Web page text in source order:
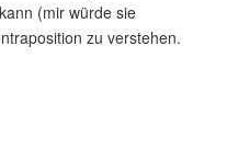
(mir würde sie
zu verstehen.